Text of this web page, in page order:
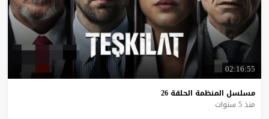
02:16:55
مسلسل المنظمة الحلقة 26
منذ 5 سنوات